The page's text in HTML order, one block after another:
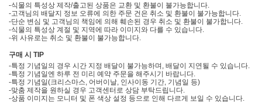
-식물의 특성상 제작/출고된 상품은 교환 및 환불이 불가능합니다.
-고객님의 배달지 정보 오류에 의한 주문 건은 취소 및 환불이 불가능합니다.
-단순 변심 및 고객님의 책임에 의해 훼손된 경우 취소 및 환불이 불가합니다.
-식물의 특성상 계절 및 지역에 따라 이미지와 다를 수 있습니다.
-위 사유로는 취소 및 환불이 불가능합니다.
구매 시 TIP
-특정 기념일의 경우 시간 지정 배달이 불가능하며, 배달이 지연될 수 있습니다.
-특정 기념일엔 하루 전 미리 예약 주문을 해주시기 바랍니다.
-특정 기념일(크리스마스, 어버이날, 인사이동 기간, 기념일 등)
-맞춤 제작을 원하실 경우 고객센터로 상담 부탁드립니다.
-상품 이미지는 모니터 및 폰 색상 설정 등으로 인해 다르게 보일 수 있습니다.